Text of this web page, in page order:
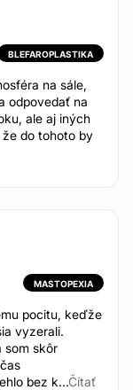
BLEFAROPLASTIKA
na sále,
odpovedať na
ale aj iných
do tohoto by
MASTOPEXIA
pocitu, keďže
vyzerali.
som skôr
bez k...Čítať